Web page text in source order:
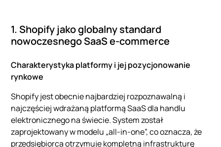
1. Shopify jako globalny standard
nowoczesnego SaaS e-commerce
Charakterystyka platformy i jej pozycjonowanie
rynkowe
Shopify jest obecnie najbardziej rozpoznawalną i
najczęściej wdrażaną platformą SaaS dla handlu
elektronicznego na świecie. System został
zaprojektowany w modelu „all-in-one”, co oznacza, że
przedsiębiorca otrzymuje kompletną infrastrukturę